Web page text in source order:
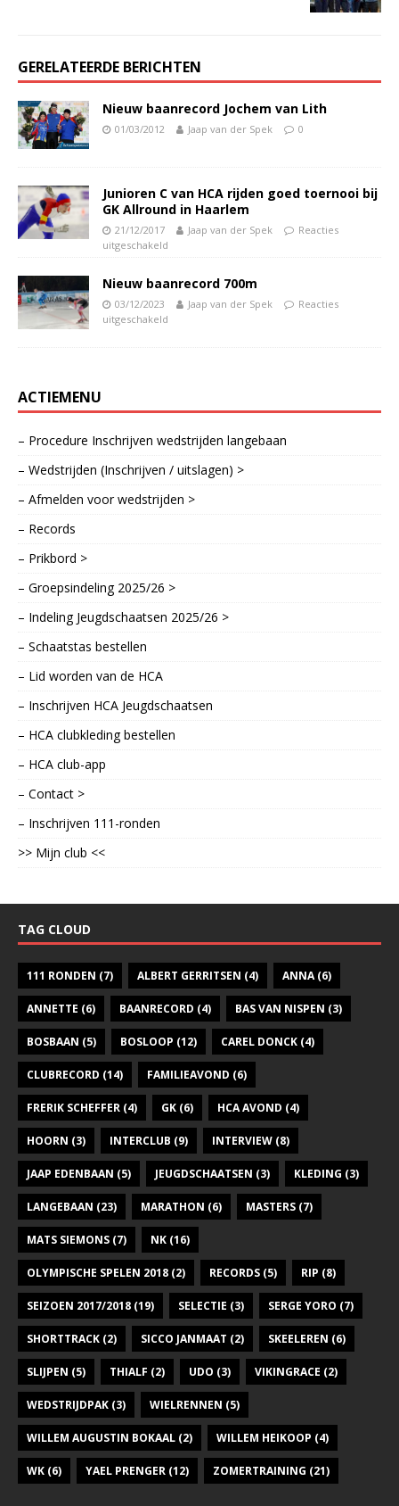
GERELATEERDE BERICHTEN
Nieuw baanrecord Jochem van Lith
01/03/2012 Jaap van der Spek 0
Junioren C van HCA rijden goed toernooi bij
GK Allround in Haarlem
21/12/2017 Jaap van der Spek
Reacties
uitgeschakeld
Nieuw baanrecord 700m
03/12/2023 Jaap van der Spek
Reacties
uitgeschakeld
ACTIEMENU
– Procedure Inschrijven wedstrijden langebaan
– Wedstrijden (Inschrijven / uitslagen) >
– Afmelden voor wedstrijden >
– Records
– Prikbord >
– Groepsindeling 2025/26 >
– Indeling Jeugdschaatsen 2025/26 >
– Schaatstas bestellen
– Lid worden van de HCA
– Inschrijven HCA Jeugdschaatsen
– HCA clubkleding bestellen
– HCA club-app
– Contact >
– Inschrijven 111-ronden
>> Mijn club <<
TAG CLOUD
111 RONDEN (7) ALBERT GERRITSEN (4) ANNA(6)
ANNETTE (6) BAANRECORD (4) BAS VAN NISPEN (3)
BOSBAAN (5) BOSLOOP (12) CAREL DONCK (4)
CLUBRECORD (14) FAMILIEAVOND (6)
FRERIK SCHEFFER (4) GK (6) HCA AVOND (4)
HOORN (3) INTERCLUB (9) INTERVIEW (8)
JAAP EDENBAAN (5) JEUGDSCHAATSEN (3) KLEDING (3)
LANGEBAAN (23) MARATHON (6) MASTERS (7)
MATS SIEMONS (7) NK (16)
OLYMPISCHE SPELEN 2018 (2) RECORDS (5) RIP (8)
SEIZOEN 2017/2018 (19) SELECTIE (3) SERGE YORO (7)
SHORTTRACK (2) SICCO JANMAAT (2) SKEELEREN (6)
SLIJPEN (5) THIALF (2) UDO (3) VIKINGRACE (2)
WEDSTRIJDPAK (3) WIELRENNEN (5)
WILLEM AUGUSTIN BOKAAL (2) WILLEM HEIKOOP (4)
WK (6) YAEL PRENGER (12) ZOMERTRAINING (21)